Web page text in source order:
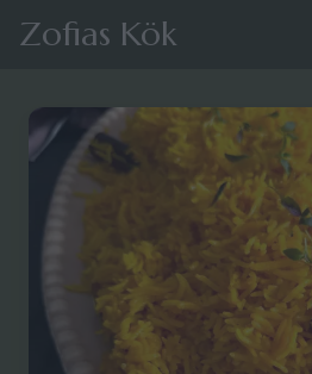
Zofias Kök